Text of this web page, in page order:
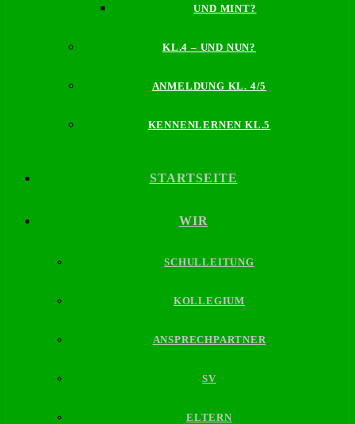
UND MINT?
KL.4 – UND NUN?
ANMELDUNG KL. 4/5
KENNENLERNEN KL.5
STARTSEITE
WIR
SCHULLEITUNG
KOLLEGIUM
ANSPRECHPARTNER
SV
ELTERN